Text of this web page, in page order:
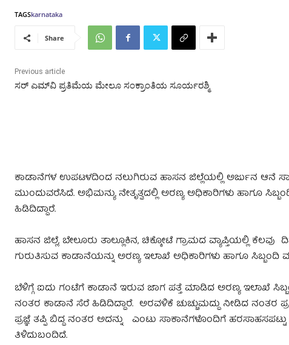
TAGSkarnataka
Share
Previous article
ಸರ್‌ ಎಮ್‌ವಿ ಪ್ರತಿಮೆಯ ಮೇಲೂ ಸಂಕ್ರಾಂತಿಯ ಸೂರ್ಯರಶ್ಮಿ
ಕಾಡಾನೆಗಳ ಉಪಟಳದಿಂದ ನಲುಗಿರುವ ಹಾಸನ ಜಿಲ್ಲೆಯಲ್ಲಿ ಅರ್ಜುನ ಆನೆ
ಮುಂದುವರೆಸಿದೆ. ಅಭಿಮನ್ಯು ನೇತೃತ್ವದಲ್ಲಿ ಅರಣ್ಯ ಅಧಿಕಾರಿಗಳು ಹಾಗೂ
ಹಿಡಿದಿದ್ದಾರೆ.
ಹಾಸನ ಜಿಲ್ಲೆ, ಬೇಲೂರು ತಾಲ್ಲೂಕಿನ, ಚಿಕ್ಕೋಟೆ ಗ್ರಾಮದ ವ್ಯಾಪ್ತಿಯಲ್ಲಿ
ಗುರುತಿಸುವ ಕಾಡಾನೆಯನ್ನು ಅರಣ್ಯ ಇಲಾಖೆ ಅಧಿಕಾರಿಗಳು ಹಾಗೂ
ಬೆಳಿಗ್ಗೆ ಐದು ಗಂಟೆಗೆ ಕಾಡಾನೆ ಇರುವ ಜಾಗ ಪತ್ತೆ ಮಾಡಿದ ಅರಣ್ಯ ಇಲಾಖೆ
ನಂತರ ಕಾಡಾನೆ ಸೆರೆ ಹಿಡಿದಿದ್ದಾರೆ. ಅರವಳಿಕೆ ಚುಚ್ಚುಮದ್ದು ನೀಡಿದ ನಂತರ
ಪ್ರಜ್ಞೆ ತಪ್ಪಿ ಬಿದ್ದ ನಂತರ ಅದನ್ನು ಎಂಟು ಸಾಕಾನೆಗಳೊಂದಿಗೆ
ತಿಳಿದುಬಂದಿದೆ.